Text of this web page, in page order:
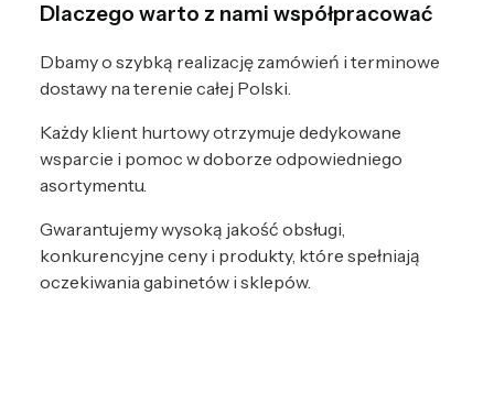
Dlaczego warto z nami współpracować
Dbamy o szybką realizację zamówień i terminowe
dostawy na terenie całej Polski.
Każdy klient hurtowy otrzymuje dedykowane
wsparcie i pomoc w doborze odpowiedniego
asortymentu.
Gwarantujemy wysoką jakość obsługi,
konkurencyjne ceny i produkty, które spełniają
oczekiwania gabinetów i sklepów.